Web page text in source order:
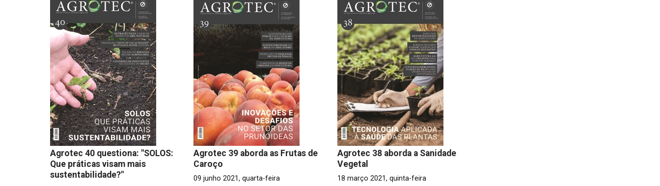
Agrotec 40 questiona: "SOLOS:
Que práticas visam mais
sustentabilidade?"
Agrotec 39 aborda as Frutas de
Caroço
09 junho 2021, quarta-feira
Agrotec 38 aborda a Sanidade
Vegetal
18 março 2021, quinta-feira